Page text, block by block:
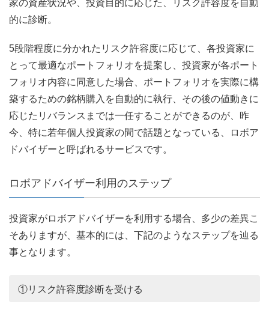
家の資産状況や、投資目的に応じた、リスク許容度を自動
的に診断。
5段階程度に分かれたリスク許容度に応じて、各投資家に
とって最適なポートフォリオを提案し、投資家が各ポート
フォリオ内容に同意した場合、ポートフォリオを実際に構
築するための銘柄購入を自動的に執行、その後の値動きに
応じたリバランスまでは一任することができるのが、昨
今、特に若年個人投資家の間で話題となっている、ロボア
ドバイザーと呼ばれるサービスです。
ロボアドバイザー利用のステップ
投資家がロボアドバイザーを利用する場合、多少の差異こ
そありますが、基本的には、下記のようなステップを辿る
事となります。
①リスク許容度診断を受ける